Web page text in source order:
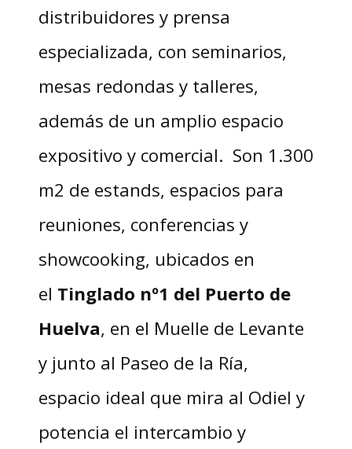
distribuidores y prensa
especializada, con seminarios,
mesas redondas y talleres,
además de un amplio espacio
expositivo y comercial. Son 1.300
m2 de estands, espacios para
reuniones, conferencias y
showcooking, ubicados en
el Tinglado nº1 del Puerto de
Huelva, en el Muelle de Levante
y junto al Paseo de la Ría,
espacio ideal que mira al Odiel y
potencia el intercambio y